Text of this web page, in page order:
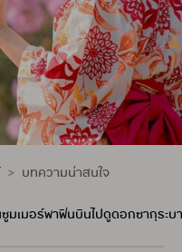
บทความน่าสนใจ
มเมอร์พาฟินบินไปดูดอกซากุระ